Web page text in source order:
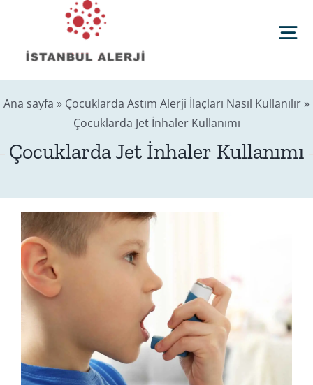
content
Anasayfa
Sağlık Rehberi
Editörler
Blog
İletişim
Online İşlemler
Ana sayfa » Çocuklarda Astım Alerji İlaçları Nasıl Kullanılır»
Çocuklarda Jet İnhaler Kullanımı
Çocuklarda Jet İnhaler Kullanımı